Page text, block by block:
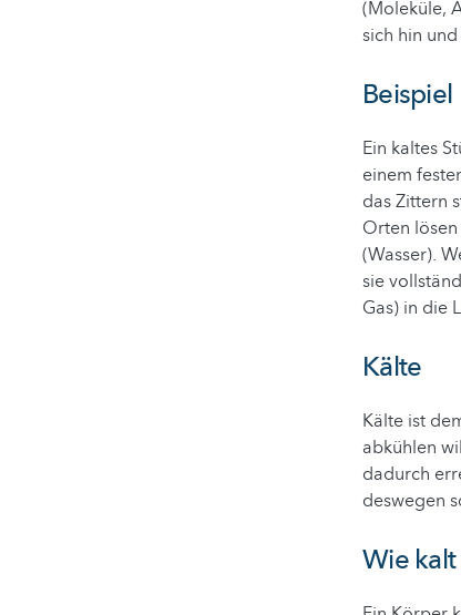
(Moleküle,
sich hin
Beispiel
Ein kaltes
einem
das Zittern
Orten
(Wasser).
sie
Gas) in die
Kälte
Kälte ist
abkühlen
dadurch
deswegen
Wie